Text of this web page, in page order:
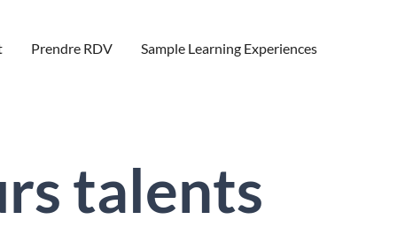
Prendre RDV Sample Learning Experiences
talents